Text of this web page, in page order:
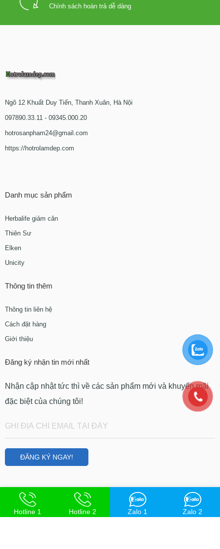
Chính sách hoàn trả dễ dàng
Ngõ 12 Khuất Duy Tiến, Thanh Xuân, Hà Nội
097890.33.11 - 09345.000.20
hotrosanpham24@gmail.com
https://hotrolamdep.com
Danh mục sản phẩm
Herbalife giảm cân
Thiên Sư
Elken
Unicity
Thông tin thêm
Thông tin liên hệ
Cách đặt hàng
Giới thiệu
Đăng ký nhận tin mới nhất
Nhận cập nhật tức thì về các sản phẩm mới và khuyến mãi
đặc biệt của chúng tôi!
©Hotrolamdep- All Right reserved!
Hotline 1 Hotline 2 Zalo 1 Zalo 2